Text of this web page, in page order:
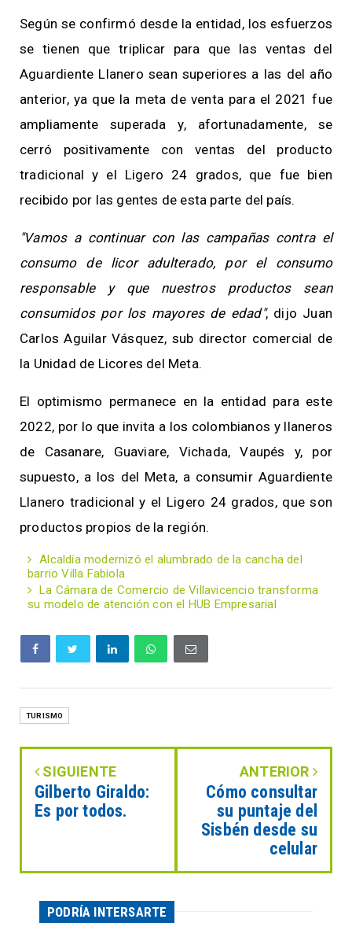
Según se confirmó desde la entidad, los esfuerzos
se tienen que triplicar para que las ventas del
Aguardiente Llanero sean superiores a las del año
anterior, ya que la meta de venta para el 2021 fue
ampliamente superada y, afortunadamente, se
cerró positivamente con ventas del producto
tradicional y el Ligero 24 grados, que fue bien
recibido por las gentes de esta parte del país.
"Vamos a continuar con las campañas contra el
consumo de licor adulterado, por el consumo
responsable y que nuestros productos sean
consumidos por los mayores de edad", dijo Juan
Carlos Aguilar Vásquez, sub director comercial de
la Unidad de Licores del Meta.
El optimismo permanece en la entidad para este
2022, por lo que invita a los colombianos y llaneros
de Casanare, Guaviare, Vichada, Vaupés y, por
supuesto, a los del Meta, a consumir Aguardiente
Llanero tradicional y el Ligero 24 grados, que son
productos propios de la región.
Alcaldía modernizó el alumbrado de la cancha del
barrio Villa Fabiola
La Cámara de Comercio de Villavicencio transforma
su modelo de atención con el HUB Empresarial
TURISMO
SIGUIENTE
Gilberto Giraldo:
Es por todos.
ANTERIOR
Cómo consultar
su puntaje del
Sisbén desde su
celular
PODRÍA INTERSARTE